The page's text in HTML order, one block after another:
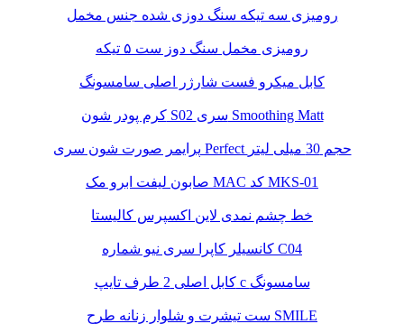
رومیزی سه تیکه سنگ دوزی شده جنس مخمل
رومیزی مخمل سنگ دوز ست ۵ تیکه
کابل میکرو فست شارژر اصلی سامسونگ
کرم پودر شون S02 سری Smoothing Matt
پرایمر صورت شون سری Perfect حجم 30 میلی لیتر
صابون لیفت ابرو مک MAC کد MKS-01
خط چشم نمدی لاین اکسپرس کالیستا
کانسیلر کاپرا سری نیو شماره C04
کابل اصلی 2 طرف تایپ c سامسونگ
ست تیشرت و شلوار زنانه طرح SMILE